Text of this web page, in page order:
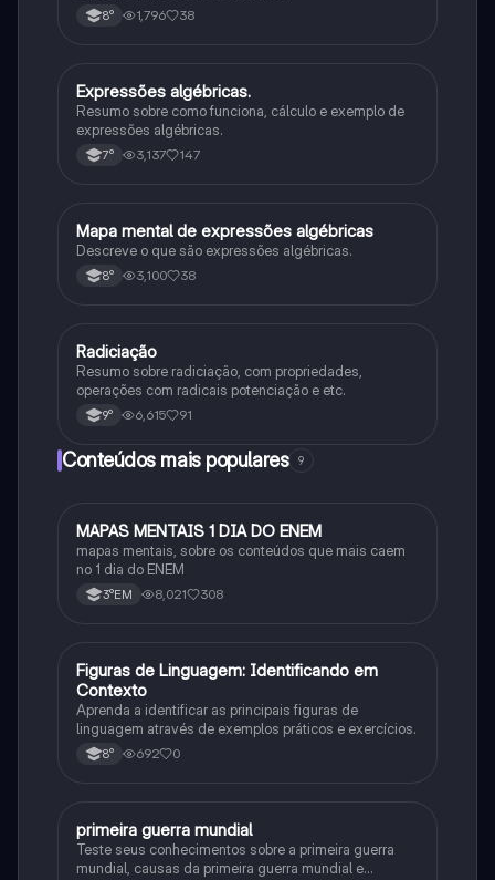
8° 1,796 38
Matematica
Expressões algébricas.
Resumo sobre como funciona, cálculo e exemplo de
expressões algébricas.
7° 3,137 147
Matematica
Mapa mental de expressões algébricas
Descreve o que são expressões algébricas.
8° 3,100 38
Matematica
Radiciação
Resumo sobre radiciação, com propriedades,
operações com radicais potenciação e etc.
9° 6,615 91
Conteúdos mais populares 9
Português
MAPAS MENTAIS 1 DIA DO ENEM
mapas mentais, sobre os conteúdos que mais caem
no 1 dia do ENEM
3°EM 8,021 308
FPortuguês
Figuras de Linguagem: Identificando em
Contexto
Aprenda a identificar as principais figuras de
linguagem através de exemplos práticos e exercícios.
8° 692 0
História
primeira guerra mundial
Teste seus conhecimentos sobre a primeira guerra
mundial, causas da primeira guerra mundial e